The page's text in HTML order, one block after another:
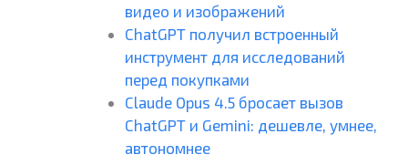
видео и изображений
ChatGPT получил встроенный
инструмент для исследований
перед покупками
Claude Opus 4.5 бросает вызов
ChatGPT и Gemini: дешевле, умнее,
автономнее